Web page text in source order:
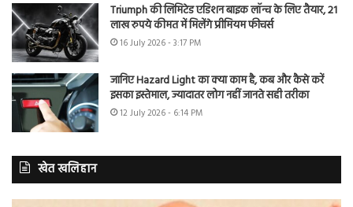
Triumph की लिमिटेड एडिशन बाइक लॉन्च के लिए तैयार, 21
लाख रुपये कीमत में मिलेंगे प्रीमियम फीचर्स
16 July 2026 - 3:17 PM
जानिए Hazard Light का क्या काम है, कब और कैसे करें
इसका इस्तेमाल, ज्यादातर लोग नहीं जानते सही तरीका
12 July 2026 - 6:14 PM
खेत खलिहान